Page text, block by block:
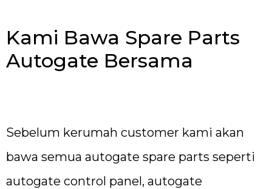
Kami Bawa Spare Parts
Autogate Bersama
Sebelum kerumah customer kami akan
bawa semua autogate spare parts seperti
autogate control panel, autogate